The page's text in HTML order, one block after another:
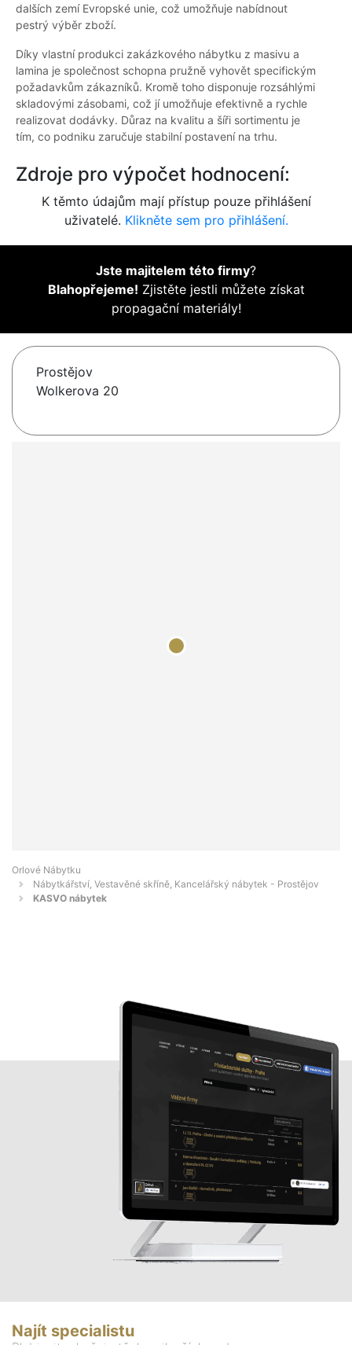
dalších zemí Evropské unie, což umožňuje nabídnout
pestrý výběr zboží.
Díky vlastní produkci zakázkového nábytku z masivu a
lamina je společnost schopna pružně vyhovět specifickým
požadavkům zákazníků. Kromě toho disponuje rozsáhlými
skladovými zásobami, což jí umožňuje efektivně a rychle
realizovat dodávky. Důraz na kvalitu a šíři sortimentu je
tím, co podniku zaručuje stabilní postavení na trhu.
Zdroje pro výpočet hodnocení:
K těmto údajům mají přístup pouze přihlášení
uživatelé. Klikněte sem pro přihlášení.
Jste majitelem této firmy?
Blahopřejeme! Zjistěte jestli můžete získat
propagační materiály!
Prostějov
Wolkerova 20
Orlové Nábytku
Nábytkářství, Vestavěné skříně, Kancelářský nábytek - Prostějov
KASVO nábytek
Najít specialistu